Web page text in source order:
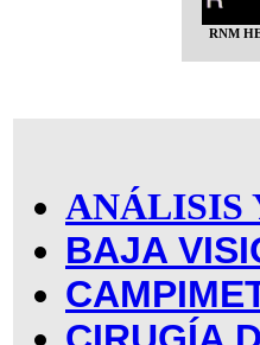
RNM
ANÁLISIS
BAJA